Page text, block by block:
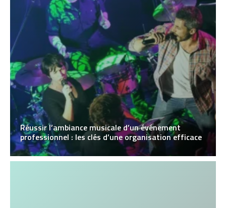
Réussir l’ambiance musicale d’un événement
professionnel : les clés d’une organisation efficace